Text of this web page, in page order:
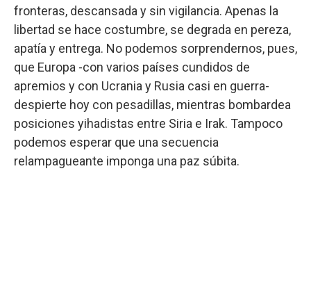
fronteras, descansada y sin vigilancia. Apenas la
libertad se hace costumbre, se degrada en pereza,
apatía y entrega. No podemos sorprendernos, pues,
que Europa -con varios países cundidos de
apremios y con Ucrania y Rusia casi en guerra-
despierte hoy con pesadillas, mientras bombardea
posiciones yihadistas entre Siria e Irak. Tampoco
podemos esperar que una secuencia
relampagueante imponga una paz súbita.